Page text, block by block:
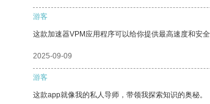
游客
这款加速器VPM应用程序可以给你提供最高速度和安
2025-09-09
游客
这款app就像我的私人导师，带领我探索知识的奥秘。